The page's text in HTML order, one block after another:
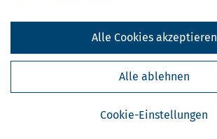
Cookie-Einstellungen
Alle ablehnen
Alle Cookies akzeptieren
Steuertipps Selbstständige
Ja, ich möchte die kostenlosen Newsletter
Datenschutzhinweisehabe ich gelesen.
Meine Einwilligung kann ich jederzeit durch